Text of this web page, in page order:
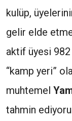
kulüp,
gelir elde
aktif üyesi
“kamp yeri”
muhtemel
tahmin